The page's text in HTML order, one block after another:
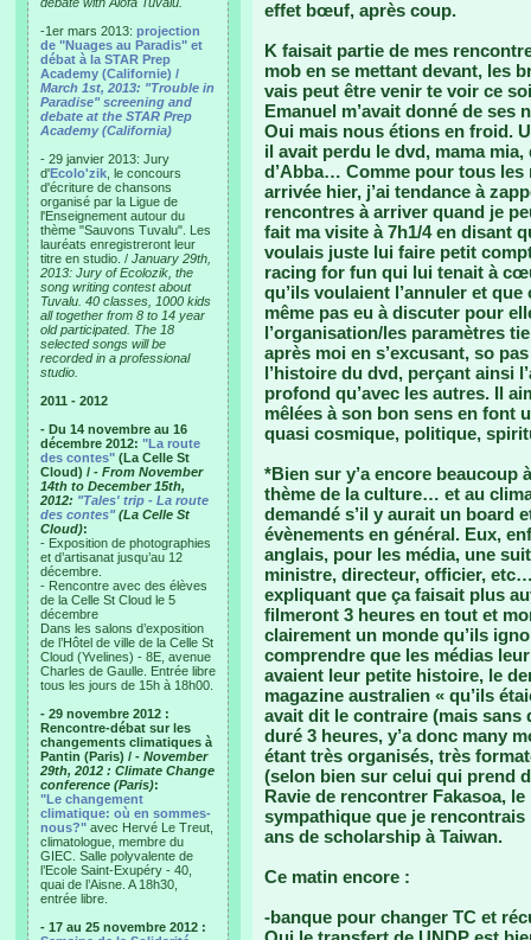
-1er mars 2013: projection
de "Nuages au Paradis" et
débat à la STAR Prep
Academy (Californie) /
March 1st, 2013: "Trouble in
Paradise" screening and
debate at the STAR Prep
Academy (California)
- 29 janvier 2013: Jury
d'Ecolo'zik , le concours
d'écriture de chansons
organisé par la Ligue de
l'Enseignement autour du
thème "Sauvons Tuvalu". Les
lauréats enregistreront leur
titre en studio. / January 29th,
2013: Jury of Ecolozik, the
song writing contest about
Tuvalu. 40 classes, 1000 kids
all together from 8 to 14 year
old participated. The 18
selected songs will be
recorded in a professional
studio.
2011 - 2012
- Du 14 novembre au 16
décembre 2012: "La route
des contes" (La Celle St
Cloud) / - From November
14th to December 15th,
2012: "Tales' trip - La route
des contes"(La Celle St
Cloud):
- Exposition de photographies
et d’artisanat jusqu’au 12
décembre.
- Rencontre avec des élèves
de la Celle St Cloud le 5
décembre
Dans les salons d’exposition
de l’Hôtel de ville de la Celle St
Cloud (Yvelines) - 8E, avenue
Charles de Gaulle. Entrée libre
tous les jours de 15h à 18h00.
- 29 novembre 2012 :
Rencontre-débat sur les
changements climatiques à
Pantin (Paris) / - November
29th, 2012 : Climate Change
conference (Paris):
"Le changement
climatique: où en sommes-
nous?" avec Hervé Le Treut,
climatologue, membre du
GIEC. Salle polyvalente de
l’Ecole Saint-Exupéry - 40,
quai de l’Aisne. A 18h30,
entrée libre.
- 17 au 25 novembre 2012 :
effet bœuf, après coup.
K faisait partie de mes
mob en se mettant devant, les
vais peut être venir te voir ce
Emanuel m’avait donné de
Oui mais nous étions en froid.
il avait perdu le dvd, mama
d’Abba… Comme pour tous
arrivée hier, j’ai tendance à
rencontres à arriver quand je
fait ma visite à 7h1/4 en disant
voulais juste lui faire petit
racing for fun qui lui tenait à
qu’ils voulaient l’annuler et
même pas eu à discuter pour
l’organisation/les paramètres
après moi en s’excusant, so
l’histoire du dvd, perçant ainsi
profond qu’avec les autres. Il
mêlées à son bon sens en font
quasi cosmique, politique,
*Bien sur y’a encore beaucoup
thème de la culture… et au
demandé s’il y aurait un board
évènements en général. Eux,
anglais, pour les média, une
ministre, directeur, officier,
expliquant que ça faisait plus
filmeront 3 heures en tout et
clairement un monde qu’ils
comprendre que les médias
avaient leur petite histoire, le
magazine australien « qu’ils
avait dit le contraire (mais sans
duré 3 heures, y’a donc many
étant très organisés, très
(selon bien sur celui qui prend
Ravie de rencontrer Fakasoa,
sympathique que je
ans de scholarship à Taiwan.
Ce matin encore :
-banque pour changer TC et